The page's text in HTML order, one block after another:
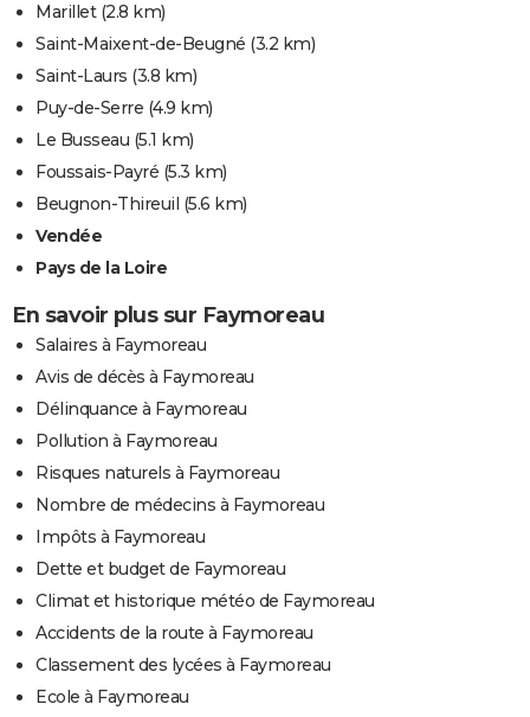
Marillet(2.8 km)
Saint-Maixent-de-Beugné (3.2 km)
Saint-Laurs (3.8 km)
Puy-de-Serre (4.9 km)
Le Busseau (5.1 km)
Foussais-Payré (5.3 km)
Beugnon-Thireuil (5.6 km)
Vendée
Pays de la Loire
En savoir plus sur Faymoreau
Salaires à Faymoreau
Avis de décès à Faymoreau
Délinquance à Faymoreau
Pollution à Faymoreau
Risques naturels à Faymoreau
Nombre de médecins à Faymoreau
Impôts à Faymoreau
Dette et budget de Faymoreau
Climat et historique météo de Faymoreau
Accidents de la route à Faymoreau
Classement des lycées à Faymoreau
Ecole à Faymoreau